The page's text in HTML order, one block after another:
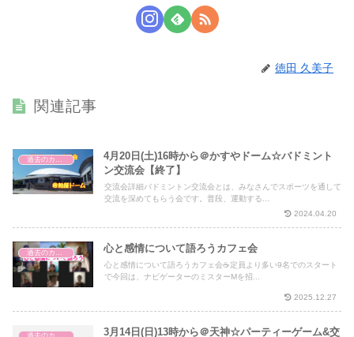
徳田 久美子
関連記事
4月20日(土)16時から＠かすやドーム☆バドミント
ン交流会【終了】
交流会詳細バドミントン交流会とは、みなさんでスポーツを通して
交流を深めてもらう会です。普段、運動する...
2024.04.20
心と感情について語ろうカフェ会
心と感情について語ろうカフェ会☕️定員より多い9名でのスタート
で今回は、ナビゲーターのミスターMを招...
2025.12.27
3月14日(日)13時から＠天神☆パーティーゲーム&交